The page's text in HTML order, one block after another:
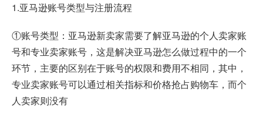
1.亚马逊账号类型与注册流程
①账号类型：亚马逊新卖家需要了解亚马逊的个人卖家账
号和专业卖家账号，这是解决亚马逊怎么做过程中的一个
环节，主要的区别在于账号的权限和费用不相同，其中，
专业卖家账号可以通过相关指标和价格抢占购物车，而个
人卖家则没有